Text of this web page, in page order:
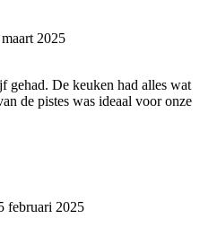
2025
gehad. De keuken had alles wat
de pistes was ideaal voor onze
februari 2025